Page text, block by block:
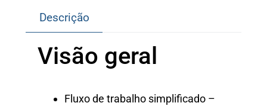
Descrição
Visão geral
Fluxo de trabalho simplificado –